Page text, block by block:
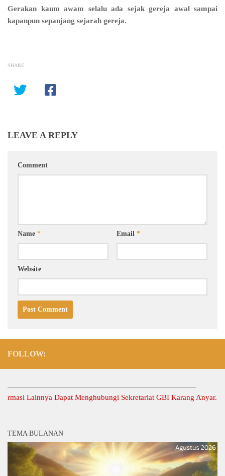
Gerakan kaum awam selalu ada sejak gereja awal sampai
kapanpun sepanjang sejarah gereja.
SHARE
LEAVE A REPLY
Comment
Name * Email *
Website
FOLLOW:
Lainnya Dapat Menghubungi Sekretariat GBI Karang Anyar.
TEMA BULANAN